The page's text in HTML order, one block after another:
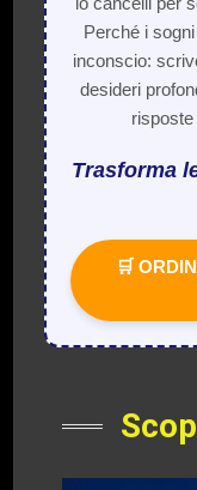
Perché i
inconscio:
desideri
Trasforma
🛒